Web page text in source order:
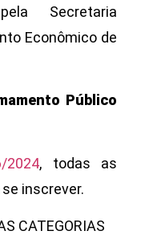
Secretaria
Econômico de
Público
2024, todas as
inscrever.
CATEGORIAS